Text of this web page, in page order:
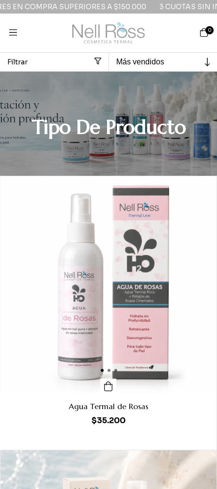
A $150.000 3 CUOTAS SIN INTERES EN
0
Filtrar
Inicio Tipo De Producto
Tipo De Producto
Agua Termal de Rosas
$35.200